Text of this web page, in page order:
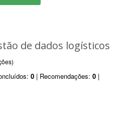
de dados logísticos
0 | Recomendações: 0 |